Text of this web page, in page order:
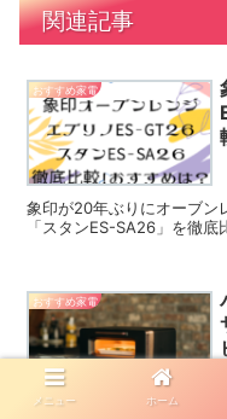
関連記事
おすすめ家電
象印が20年ぶりにオーブン
「スタンES-SA26」を徹底
おすすめ家電
メニュー ホーム